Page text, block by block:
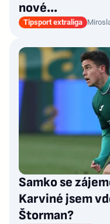
nové…
Tipsport extraliga
Samko se
Karviné jsem
Štorman?